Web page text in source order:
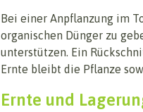
Bei einer Anpflanzung im
organischen Dünger zu
unterstützen. Ein
Ernte bleibt die Pflanze
Ernte und